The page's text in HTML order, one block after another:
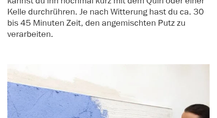
Kelle durchrühren. Je nach Witterung hast du ca. 30
bis 45 Minuten Zeit, den angemischten Putz zu
verarbeiten.